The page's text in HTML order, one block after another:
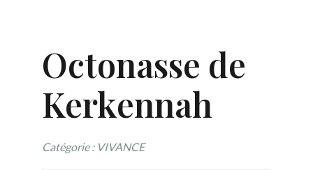
Octonasse de
Kerkennah
Catégorie : VIVANCE